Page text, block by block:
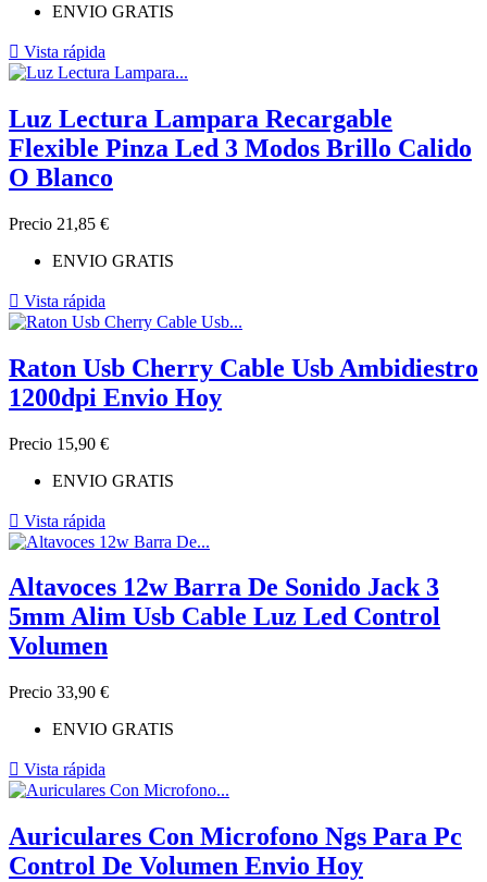
ENVIO GRATIS
 Vista rápida
Luz Lectura Lampara Recargable
Flexible Pinza Led 3 Modos Brillo Calido
O Blanco
Precio 21,85 €
ENVIO GRATIS
 Vista rápida
Raton Usb Cherry Cable Usb Ambidiestro
1200dpi Envio Hoy
Precio 15,90 €
ENVIO GRATIS
 Vista rápida
Altavoces 12w Barra De Sonido Jack 3
5mm Alim Usb Cable Luz Led Control
Volumen
Precio 33,90 €
ENVIO GRATIS
 Vista rápida
Auriculares Con Microfono Ngs Para Pc
Control De Volumen Envio Hoy